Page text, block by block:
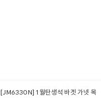
[JM6330N] 1월탄생석 바겟 가넷 목